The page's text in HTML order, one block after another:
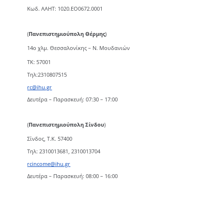
Κωδ. ΑΑΗΤ: 1020.ΕΟ0672.0001
(Πανεπιστημιούπολη Θέρμης)
14ο χλμ. Θεσσαλονίκης – Ν. Μουδανιών
TK: 57001
Τηλ:2310807515
rc@ihu.gr
Δευτέρα – Παρασκευή: 07:30 – 17:00
(Πανεπιστημιούπολη Σίνδου)
Σίνδος, Τ.Κ. 57400
Τηλ: 2310013681, 2310013704
rcincome@ihu.gr
Δευτέρα – Παρασκευή: 08:00 – 16:00